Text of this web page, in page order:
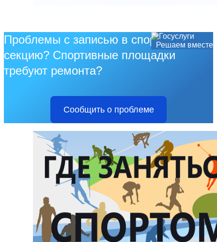
Решаем вместе
Проблемы с записью в спортивную
секцию? Спортивные площадки
требуют ремонта?
Сообщить о проблеме